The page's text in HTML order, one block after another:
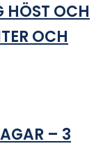
HÖST OCH
OCH
– 3